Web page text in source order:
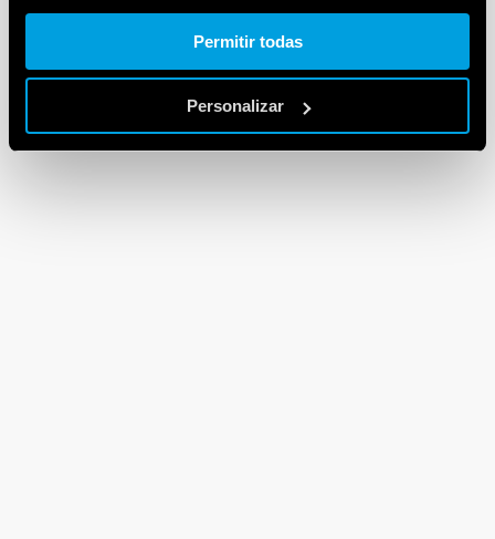
Cookie policy.
Permitir todas
Personalizar